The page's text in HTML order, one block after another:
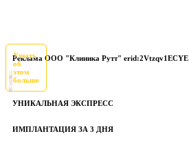
Реклама ООО "Клиника Рутт" erid:2Vtzqv1ECYE
Узнать
об
этом
больше
УНИКАЛЬНАЯ ЭКСПРЕСС
ИМПЛАНТАЦИЯ ЗА 3 ДНЯ